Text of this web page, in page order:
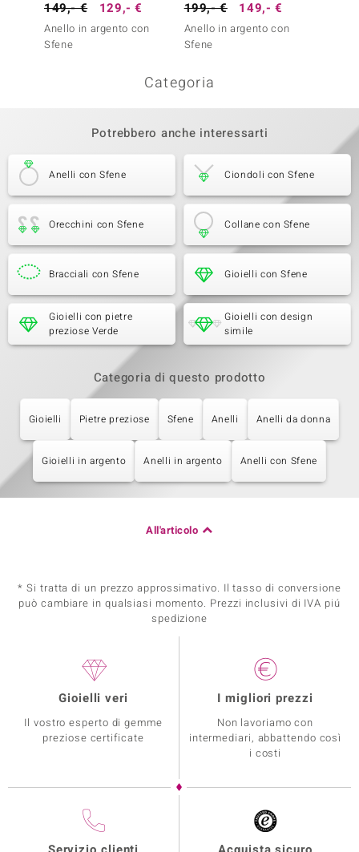
149,- € 129,- €
Anello in argento con
Sfene
199,- € 149,- €
Anello in argento con
Sfene
Categoria
Potrebbero anche interessarti
Anelli con Sfene Ciondoli con Sfene
Orecchini con Sfene Collane con Sfene
Bracciali con Sfene Gioielli con Sfene
Gioielli con pietre
preziose Verde
Gioielli con design
simile
Categoria di questo prodotto
Gioielli Pietre preziose Sfene Anelli Anelli da donna
Gioielli in argento Anelli in argento Anelli con Sfene
All'articolo
* Si tratta di un prezzo approssimativo. Il tasso di conversione
può cambiare in qualsiasi momento. Prezzi inclusivi di IVA piú
spedizione
Gioielli veri
Il vostro esperto di gemme
preziose certificate
I migliori prezzi
Non lavoriamo con
intermediari, abbattendo così
i costi